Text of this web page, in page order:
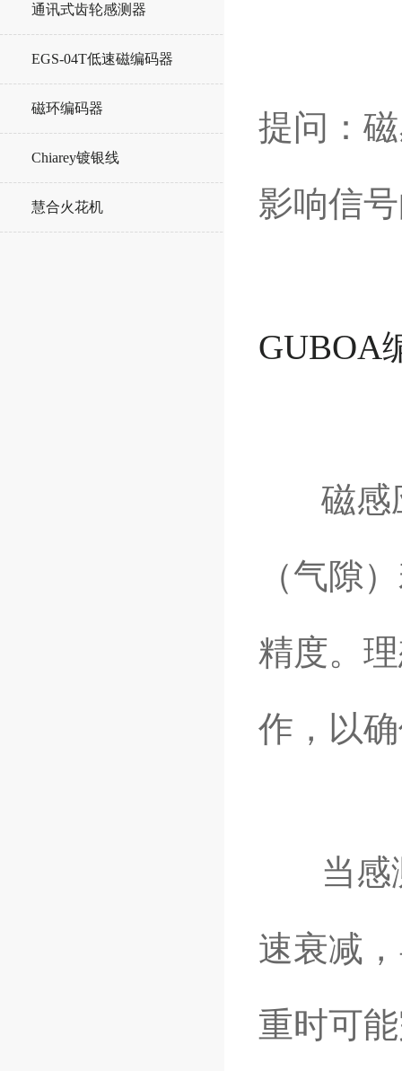
通讯式齿轮感测器
EGS-04T低速磁编码器
磁环编码器
Chiarey镀银线
慧合火花机
提问：
影响信
GUBOA
磁感应
（气隙
精度。
作，以
当感测
速衰减
重时可